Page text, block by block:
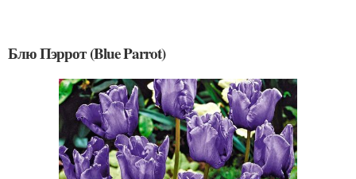
Блю Пэррот (Blue Parrot)